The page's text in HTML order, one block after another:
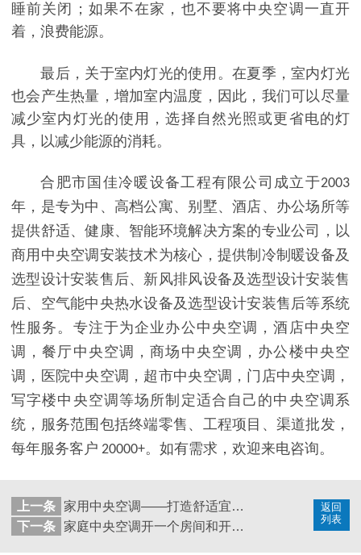
睡前关闭；如果不在家，也不要将中央空调一直开
着，浪费能源。
最后，关于室内灯光的使用。在夏季，室内灯光
也会产生热量，增加室内温度，因此，我们可以尽量
减少室内灯光的使用，选择自然光照或更省电的灯
具，以减少能源的消耗。
合肥市国佳冷暖设备工程有限公司成立于2003
年，是专为中、高档公寓、别墅、酒店、办公场所等
提供舒适、健康、智能环境解决方案的专业公司，以
商用中央空调安装技术为核心，提供制冷制暖设备及
选型设计安装售后、新风排风设备及选型设计安装售
后、空气能中央热水设备及选型设计安装售后等系统
性服务。专注于为企业办公中央空调，酒店中央空
调，餐厅中央空调，商场中央空调，办公楼中央空
调，医院中央空调，超市中央空调，门店中央空调，
写字楼中央空调等场所制定适合自己的中央空调系
统，服务范围包括终端零售、工程项目、渠道批发，
每年服务客户 20000+。如有需求，欢迎来电咨询。
返回
列表
上一条
家用中央空调——打造舒适宜居的室内环境［国佳冷暖］
下一条
家庭中央空调开一个房间和开四个房间的区别［国佳冷暖］